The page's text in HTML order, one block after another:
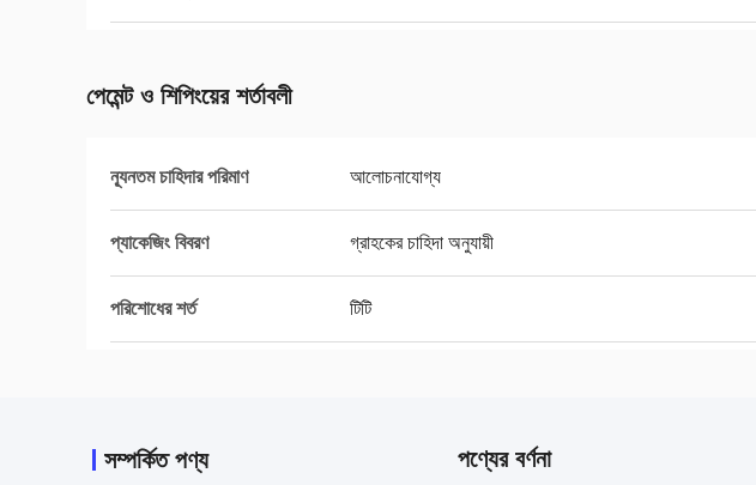
পেমেন্ট ও শিপিংয়ের শর্তাবলী
ন্যূনতম চাহিদার পরিমাণ আলোচনাযোগ্য
প্যাকেজিং বিবরণ গ্রাহকের চাহিদা অনুযায়ী
পরিশোধের শর্ত টিটি
সম্পর্কিত পণ্য পণ্যের বর্ণনা